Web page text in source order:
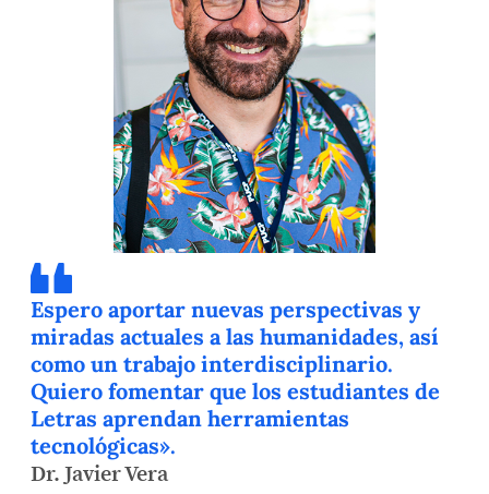
Espero aportar nuevas perspectivas y
miradas actuales a las humanidades, así
como un trabajo interdisciplinario.
Quiero fomentar que los estudiantes de
Letras aprendan herramientas
tecnológicas».
Dr. Javier Vera